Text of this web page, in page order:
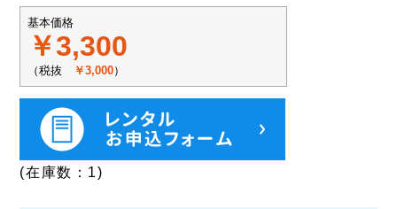
基本価格
￥3,300
（税抜 ￥3,000）
(在庫数：1)